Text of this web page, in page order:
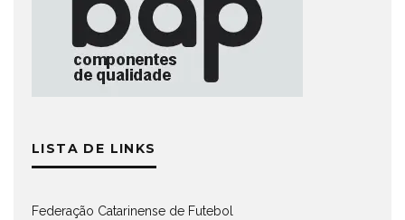
LISTA DE LINKS
Federação Catarinense de Futebol